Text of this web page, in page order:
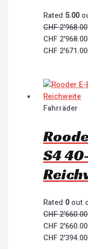
Rated 5.00
CHF2'968.00
CHF
CHF
Fahrräder
S4
Rated 0out
CHF2'660.00
CHF
CHF